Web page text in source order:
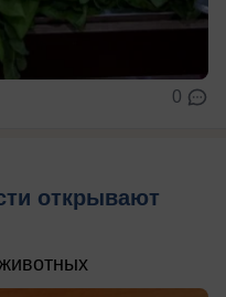
0
открывают